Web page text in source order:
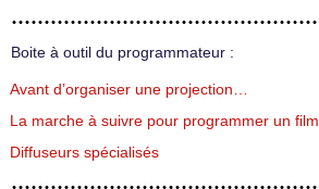
Boite à outil du programmateur :
Avant d’organiser une projection…
La marche à suivre pour programmer un film
Diffuseurs spécialisés